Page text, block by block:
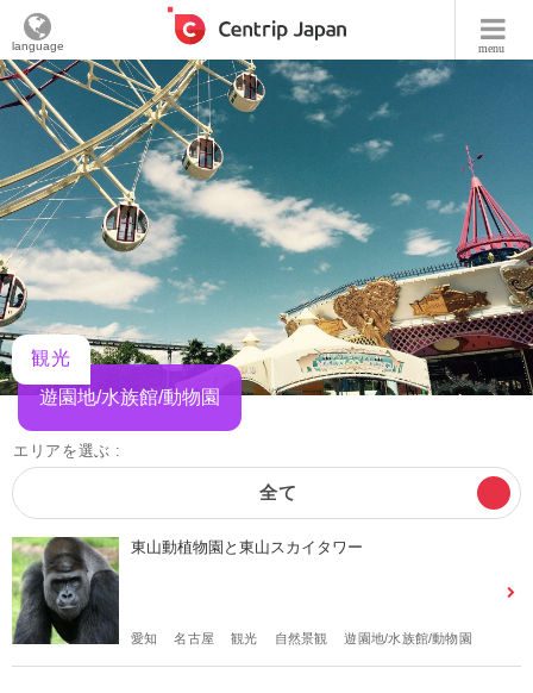
menu
language
観光
遊園地/水族館/動物園
エリアを選ぶ :
全て
東山動植物園と東山スカイタワー
愛知 名古屋 観光 自然景観 遊園地/水族館/動物園